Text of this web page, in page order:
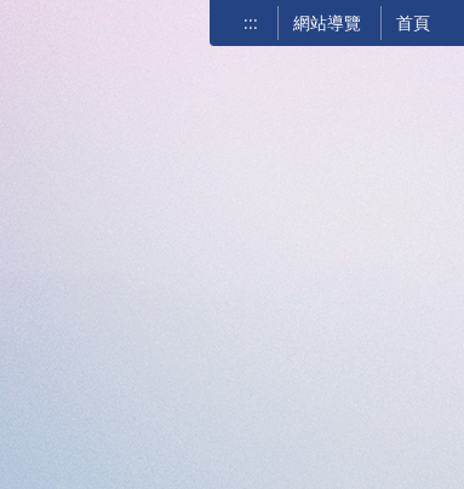
::: 網站導覽 首頁